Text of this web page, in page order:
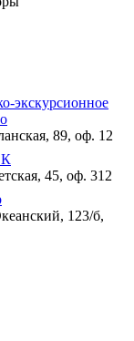
экскурсионное
89, оф. 12
К
45, оф. 312
123/б,